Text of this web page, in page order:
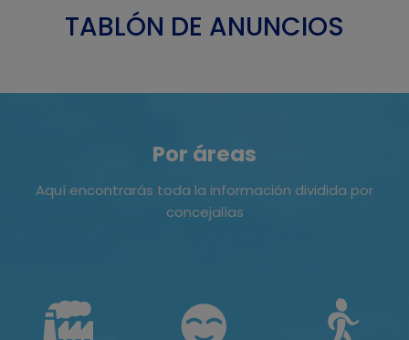
TABLÓN DE ANUNCIOS
Por áreas
Aquí encontrarás toda la información dividida por
concejalías